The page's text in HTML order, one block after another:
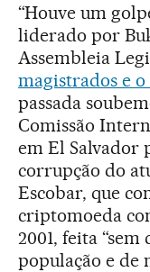
“Houve um
liderado por
Assembleia
magistrados e
passada
Comissão
em El Salvador
corrupção do
Escobar, que
criptomoeda
2001, feita “sem
população e de